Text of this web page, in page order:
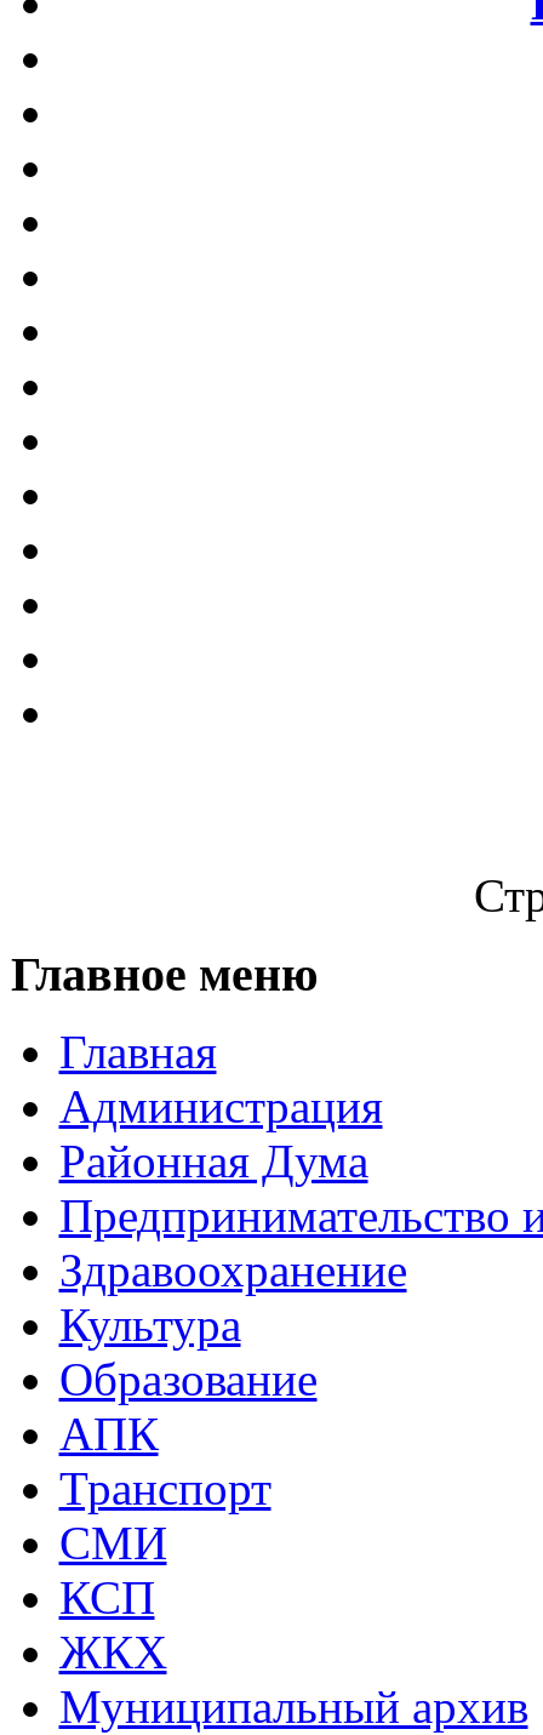
Главное меню
Главная
Администрация
Районная Дума
Предпринимательство
Здравоохранение
Культура
Образование
АПК
Транспорт
СМИ
КСП
ЖКХ
Муниципальный архив